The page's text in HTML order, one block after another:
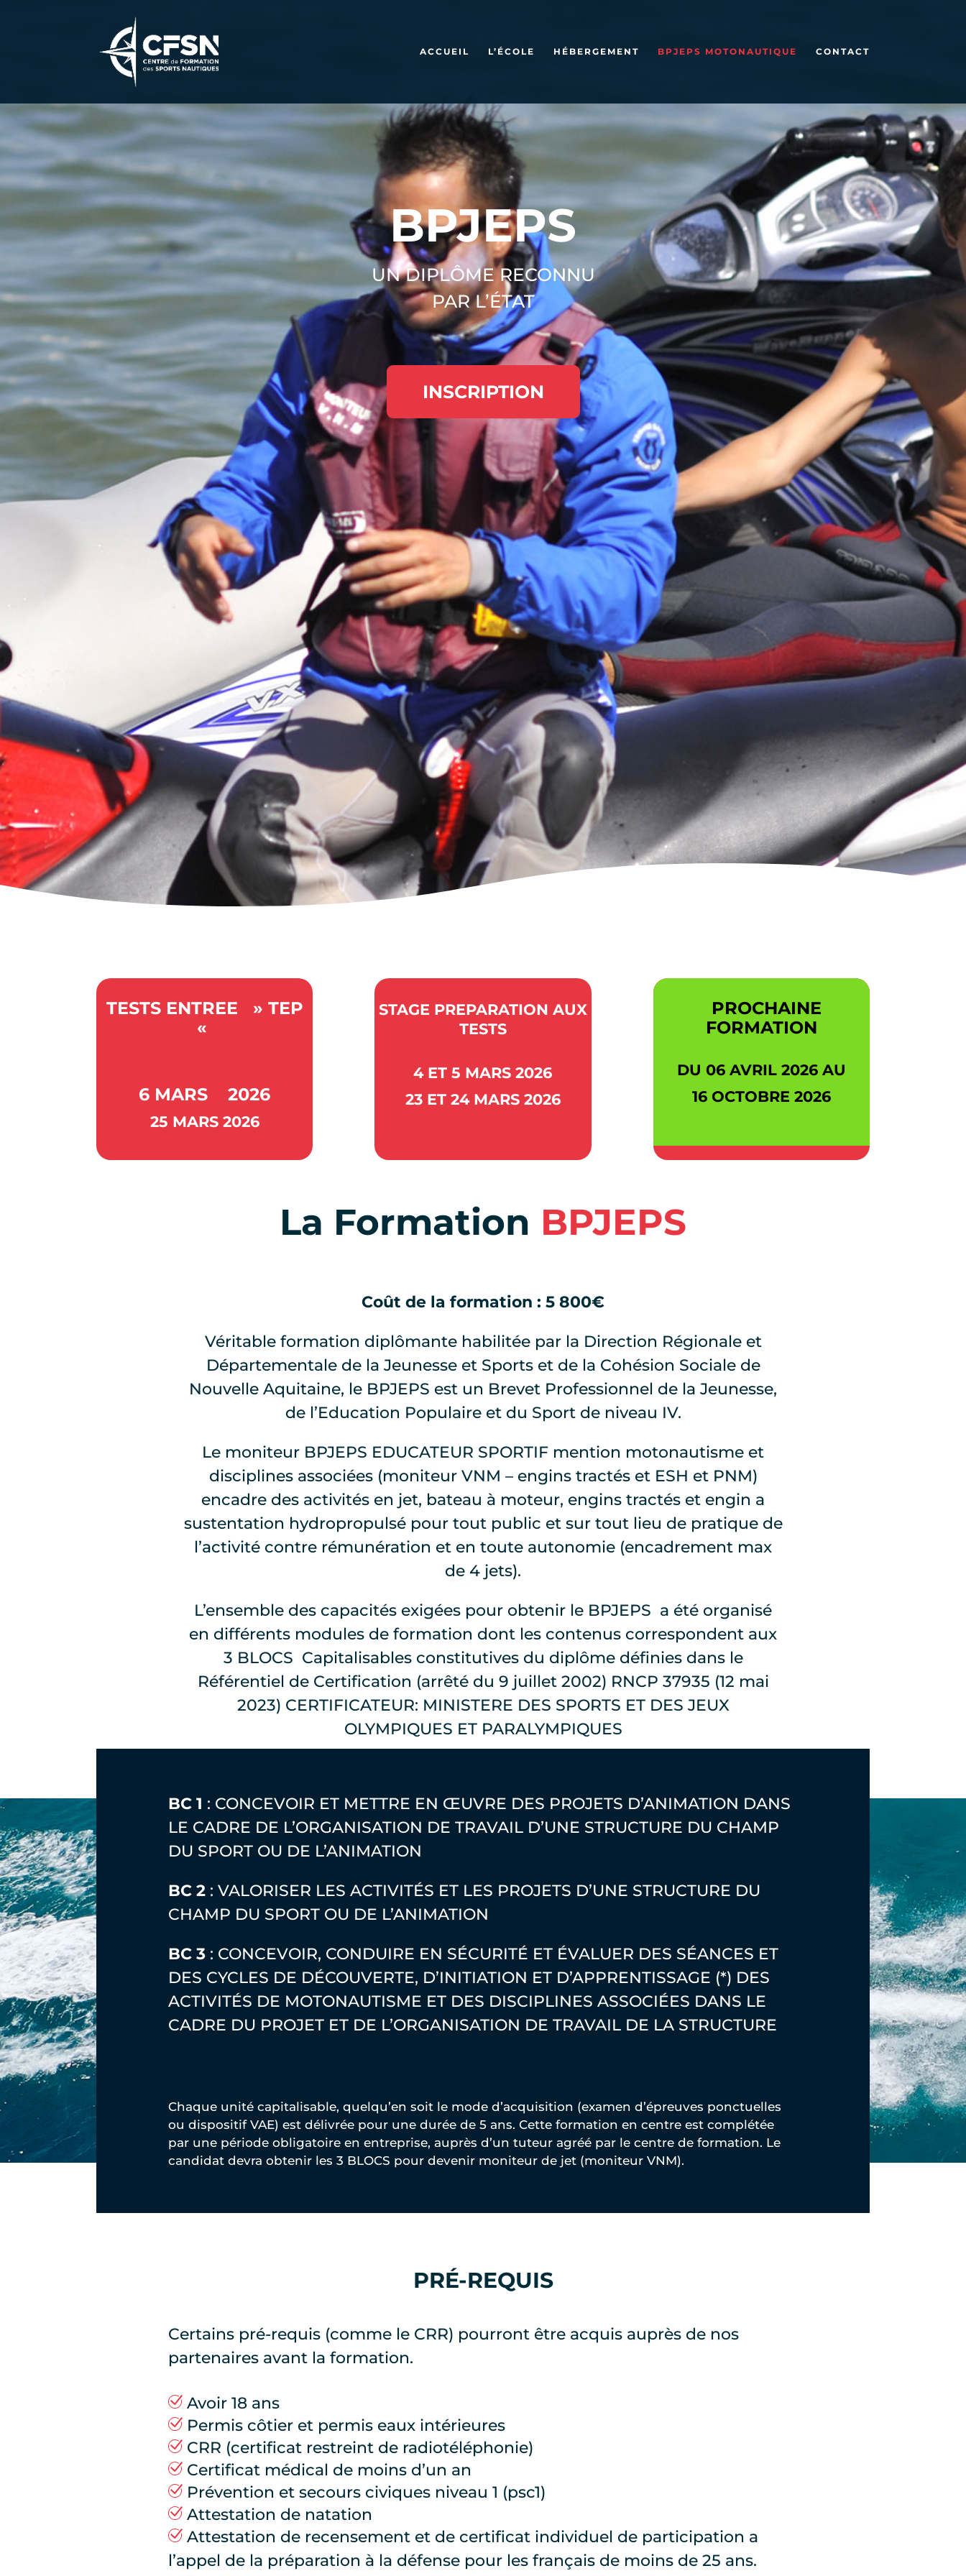
ACCUEIL L’ÉCOLE HÉBERGEMENT BPJEPS MOTONAUTIQUE CONTACT
BPJEPS
UN DIPLÔME RECONNU
PAR L’ÉTAT
INSCRIPTION
TESTS ENTREE » TEP
«
6 MARS 2026
25 MARS 2026
STAGE PREPARATION AUX
TESTS
4 ET 5 MARS 2026
23 ET 24 MARS 2026
PROCHAINE
FORMATION
DU 06 AVRIL 2026 AU
16 OCTOBRE 2026
La Formation BPJEPS
Coût de la formation : 5 800€
Véritable formation diplômante habilitée par la Direction Régionale et
Départementale de la Jeunesse et Sports et de la Cohésion Sociale de
Nouvelle Aquitaine, le BPJEPS est un Brevet Professionnel de la Jeunesse,
de l’Education Populaire et du Sport de niveau IV.
Le moniteur BPJEPS EDUCATEUR SPORTIF mention motonautisme et
disciplines associées (moniteur VNM – engins tractés et ESH et PNM)
encadre des activités en jet, bateau à moteur, engins tractés et engin a
sustentation hydropropulsé pour tout public et sur tout lieu de pratique de
l’activité contre rémunération et en toute autonomie (encadrement max
de 4 jets).
L’ensemble des capacités exigées pour obtenir le BPJEPS a été organisé
en différents modules de formation dont les contenus correspondent aux
3 BLOCS Capitalisables constitutives du diplôme définies dans le
Référentiel de Certification (arrêté du 9 juillet 2002) RNCP 37935 (12 mai
2023) CERTIFICATEUR: MINISTERE DES SPORTS ET DES JEUX
OLYMPIQUES ET PARALYMPIQUES
BC 1 : CONCEVOIR ET METTRE EN ŒUVRE DES PROJETS D’ANIMATION DANS
LE CADRE DE L’ORGANISATION DE TRAVAIL D’UNE STRUCTURE DU CHAMP
DU SPORT OU DE L’ANIMATION
BC 2 : VALORISER LES ACTIVITÉS ET LES PROJETS D’UNE STRUCTURE DU
CHAMP DU SPORT OU DE L’ANIMATION
BC 3 : CONCEVOIR, CONDUIRE EN SÉCURITÉ ET ÉVALUER DES SÉANCES ET
DES CYCLES DE DÉCOUVERTE, D’INITIATION ET D’APPRENTISSAGE (*) DES
ACTIVITÉS DE MOTONAUTISME ET DES DISCIPLINES ASSOCIÉES DANS LE
CADRE DU PROJET ET DE L’ORGANISATION DE TRAVAIL DE LA STRUCTURE
Chaque unité capitalisable, quelqu’en soit le mode d’acquisition (examen d’épreuves ponctuelles
ou dispositif VAE) est délivrée pour une durée de 5 ans. Cette formation en centre est complétée
par une période obligatoire en entreprise, auprès d’un tuteur agréé par le centre de formation. Le
candidat devra obtenir les 3 BLOCS pour devenir moniteur de jet (moniteur VNM).
PRÉ-REQUIS
Certains pré-requis (comme le CRR) pourront être acquis auprès de nos
partenaires avant la formation.
Avoir 18 ans
Permis côtier et permis eaux intérieures
CRR (certificat restreint de radiotéléphonie)
Certificat médical de moins d’un an
Prévention et secours civiques niveau 1 (psc1)
Attestation de natation
Attestation de recensement et de certificat individuel de participation a
l’appel de la préparation à la défense pour les français de moins de 25 ans.